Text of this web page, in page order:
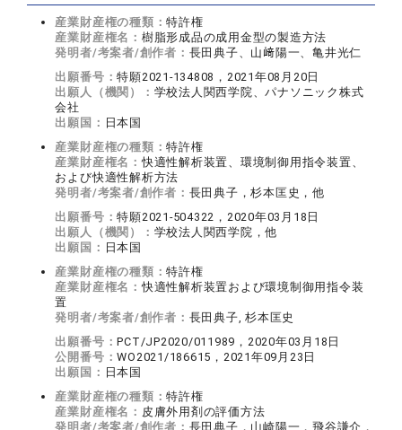
産業財産権の種類：特許権
産業財産権名： 樹脂形成品の成用金型の製造方法
発明者/考案者/創作者： 長田典子、山﨑陽一、亀井光仁
出願番号：特願2021-134808，2021年08月20日
出願人（機関）： 学校法人関西学院、パナソニック株式
会社
出願国： 日本国
産業財産権の種類：特許権
産業財産権名：快適性解析装置、環境制御用指令装置、
および快適性解析方法
発明者/考案者/創作者： 長田典子，杉本匡史，他
出願番号：特願2021-504322，2020年03月18日
出願人（機関）： 学校法人関西学院，他
出願国： 日本国
産業財産権の種類：特許権
産業財産権名：快適性解析装置および環境制御用指令装
置
発明者/考案者/創作者： 長田典子, 杉本匡史
出願番号：PCT/JP2020/011989，2020年03月18日
公開番号：WO2021/186615，2021年09月23日
出願国： 日本国
産業財産権の種類：特許権
産業財産権名： 皮膚外用剤の評価方法
発明者/考案者/創作者： 長田典子，山崎陽一，飛谷謙介，